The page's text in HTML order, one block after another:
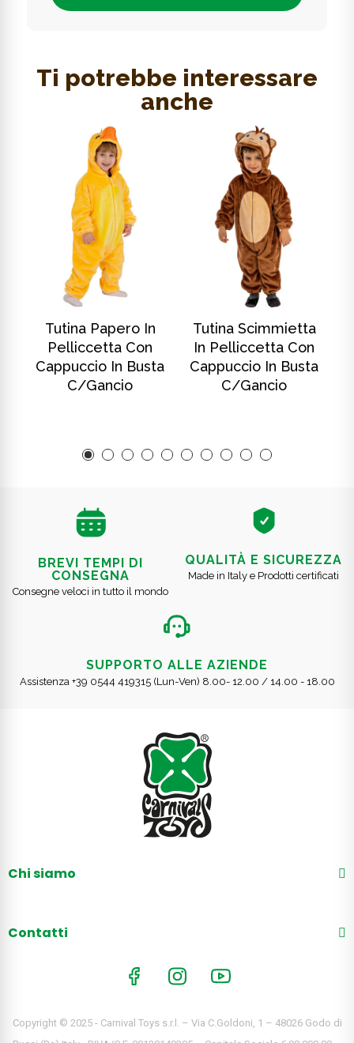
Ti potrebbe interessare
anche
Tutina Papero In
Pelliccetta Con
Cappuccio In Busta
C/gancio
Tutina Scimmietta
In Pelliccetta Con
Cappuccio In Busta
C/gancio
BREVI TEMPI DI
CONSEGNA
Consegne veloci in tutto il mondo
QUALITÀ E SICUREZZA
Made in Italy e Prodotti certificati
SUPPORTO ALLE AZIENDE
Assistenza +39 0544 419315 (Lun-Ven) 8.00- 12.00 / 14.00 - 18.00
Chi siamo
Contatti
Copyright © 2025 - Carnival Toys s.r.l. – Via C.Goldoni, 1 – 48026 Godo di